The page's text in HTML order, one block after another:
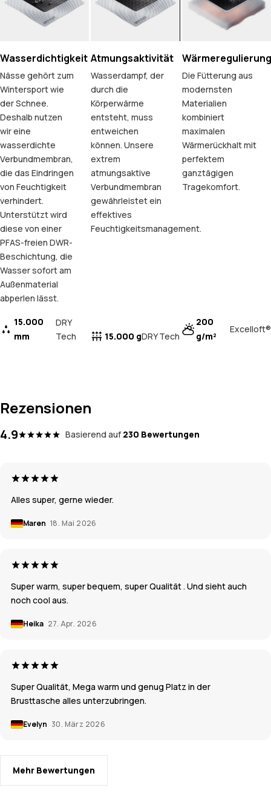
Wasserdichtigkeit
Nässe gehört zum
Wintersport wie
der Schnee.
Deshalb nutzen
wir eine
wasserdichte
Verbundmembran,
die das Eindringen
von Feuchtigkeit
verhindert.
Unterstützt wird
diese von einer
PFAS-freien DWR-
Beschichtung, die
Wasser sofort am
Außenmaterial
abperlen lässt.
15.000
mm
DRY
Tech
Atmungsaktivität
Wasserdampf, der
durch die
Körperwärme
entsteht, muss
entweichen
können. Unsere
extrem
atmungsaktive
Verbundmembran
gewährleistet ein
effektives
Feuchtigkeitsmanagement.
15.000 gDRY Tech
Wärmeregulierung
Die Fütterung aus
modernsten
Materialien
kombiniert
maximalen
Wärmerückhalt mit
perfektem
ganztägigen
Tragekomfort.
200
g/m²
Excelloft®
Rezensionen
4.9 Basierend auf 230 Bewertungen
Alles super, gerne wieder.
Maren 18. Mai 2026
Super warm, super bequem, super Qualität . Und sieht auch
noch cool aus.
Heika 27. Apr. 2026
Super Qualität, Mega warm und genug Platz in der
Brusttasche alles unterzubringen.
Evelyn 30. März 2026
Mehr Bewertungen